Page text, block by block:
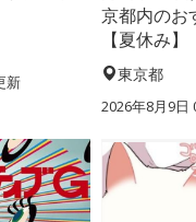
新
京都内のお
【夏休み】
東京都
2026年8月9日